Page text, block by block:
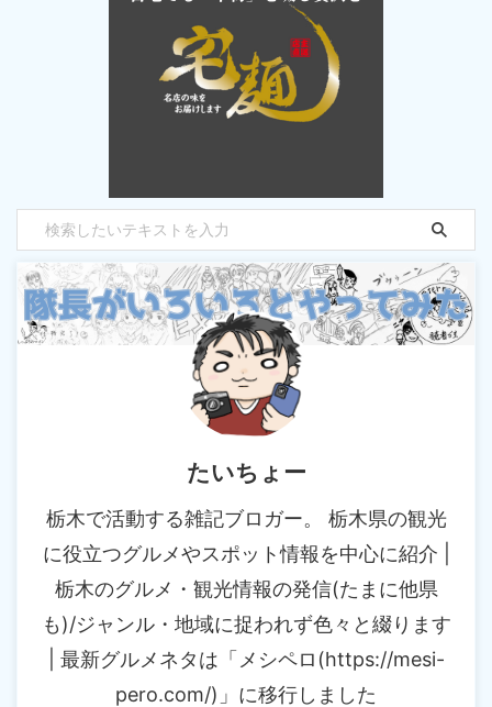
たいちょー
栃木で活動する雑記ブロガー。 栃木県の観光
に役立つグルメやスポット情報を中心に紹介 |
栃木のグルメ・観光情報の発信(たまに他県
も)/ジャンル・地域に捉われず色々と綴ります
| 最新グルメネタは「メシペロ(https://mesi-
pero.com/)」に移行しました